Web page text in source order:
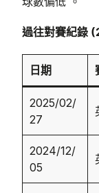
過往對賽紀錄
日期
2025/02/
27
2024/12/
05